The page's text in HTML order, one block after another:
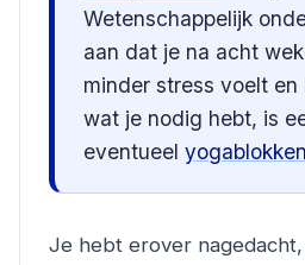
Wetenschappelijk
aan dat je na acht
minder stress voelt en
wat je nodig hebt, is
eventueel yogablokken
Je hebt erover nagedacht,